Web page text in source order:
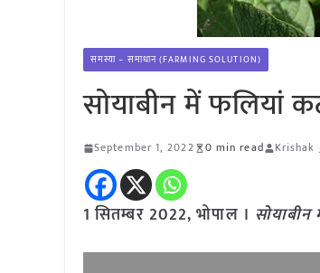
समस्या – समाधान (FARMING SOLUTION)
सोयाबीन में फलियां
September 1, 2022 0 min read Krishak
1 सितम्बर 2022,भोपाल ।